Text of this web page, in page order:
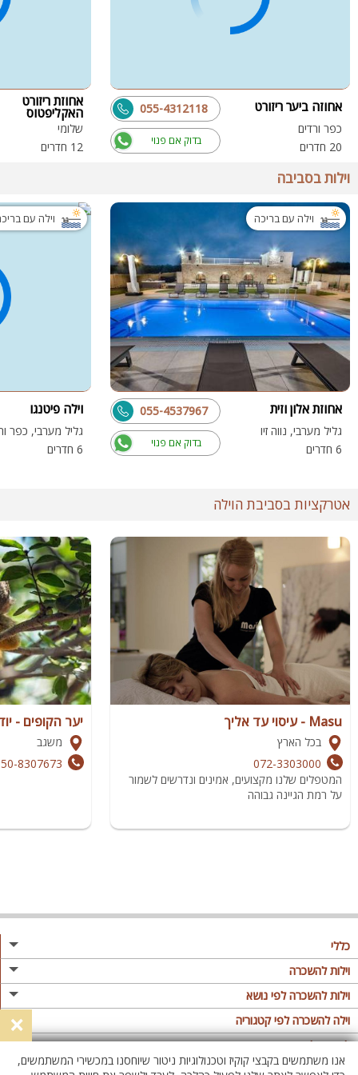
אחוזה ביער ריזורט
כפר ורדים
20 חדרים
בדוק אם פנוי
055-4312118 אחוזת ריזורט
האקליפטוס
שלומי
12 חדרים
וילות בסביבה
וילה עם בריכה
אחוזת אלון וזית
גליל מערבי, נווה זיו
6 חדרים
בדוק אם פנוי
055-4537967
וילה עם
וילה פיטנגו
גליל מערבי, כפר
6 חדרים
אטרקציות בסביבת הוילה
Masu - עיסוי עד אליך
בכל הארץ
072-3303000
המטפלים שלנו מקצועים, אמינים ונדרשים לשמור
על רמת הגיינה גבוהה
יער הקופים -
משגב
8307673
כללי
מגזין
פרסום באתר
תקנון
מדיניות פרטיות
וילות להשכרה
וילות בצפון
וילות במרכז
וילות בדרום
וילות באילת
וילות להשכרה לפי נושא
וילה לזוגות
וילות למשפחות
וילות לציבור הדתי
וילה להשכרה לפי קטגוריה
וילות עם בריכה
וילה עם בריכה מחוממת
לופטים להשכרה
לופט
×
אנו משתמשים בקבצי קוקיז וטכנולוגיות ניטור שיוחסנו במכשירי המשתמשים,